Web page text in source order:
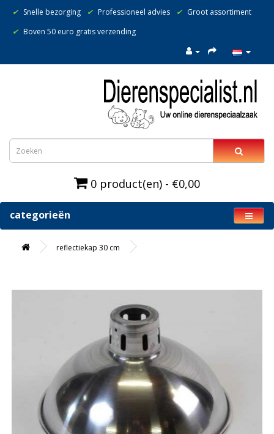
✔ Snelle bezorging ✔ Professioneel advies ✔ Groot assortiment
✔ Boven 50 euro gratis verzending
0 product(en) - €0,00
categorieën
reflectiekap 30 cm